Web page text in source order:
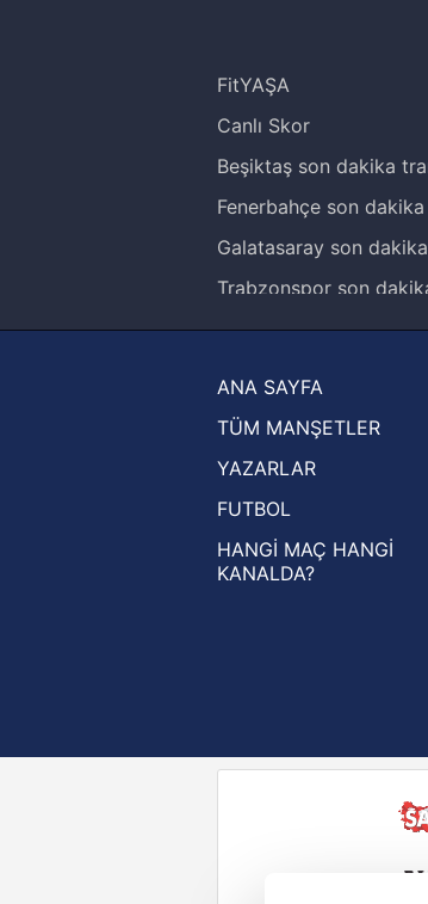
FitYAŞA
Canlı Skor
Beşiktaş son dakika
Fenerbahçe son
Galatasaray son
Trabzonspor son
Ziraat Türkiye Kupası
UEFA Şampiyonlar
UEFA Avrupa Ligi
UEFA Konferans Ligi
ANA SAYFA
TÜM MANŞETLER
YAZARLAR
FUTBOL
HANGİ MAÇ HANGİ
KANALDA?